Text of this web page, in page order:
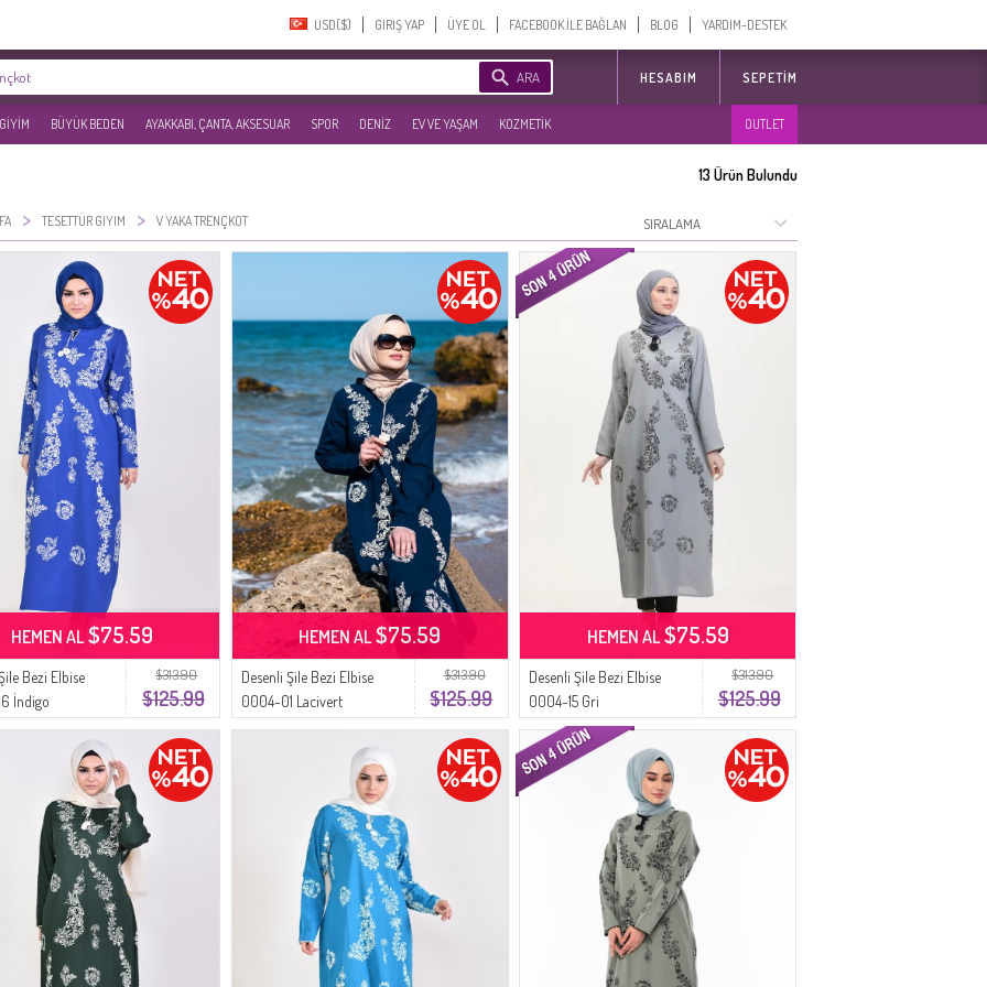
USD($)‎ GIRIŞ YAP ÜYE OL FACEBOOK İLE BAĞLAN BLOG YARDIM-DESTEK
ARA HESABIM SEPETIM
BÜYÜK BEDEN AYAKKABI, ÇANTA, AKSESUAR SPOR DENİZ EV VE YAŞAM KOZMETİK OUTLET
13Ürün Bulundu
> TESETTÜR GIYIM > V YAKA TRENÇKOT
$313.90
$125.99
Bezi Elbise
İndigo
HEMEN AL$75.59
$313.90
$125.99
Desenli Şile Bezi Elbise
0004-01 Lacivert
HEMEN AL$75.59
$313.90
$125.99
Desenli Şile Bezi Elbise
0004-15 Gri
HEMEN AL$75.59